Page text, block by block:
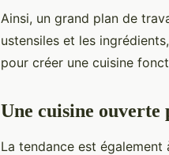
Ainsi, un grand plan de
ustensiles et les
pour créer une cuisine
Une cuisine
La tendance est également